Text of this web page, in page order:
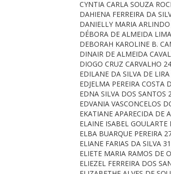
CYNTIA CARLA SOUZA
DAHIENA FERREIRA DA
DANIELLY MARIA
DÉBORA DE ALMEIDA
DEBORAH KAROLINE B.
DINAIR DE ALMEIDA
DIOGO CRUZ CARVALHO
EDILANE DA SILVA DE
EDJELMA PEREIRA COSTA
EDNA SILVA DOS SANTOS
EDVANIA VASCONCELOS
EKATIANE APARECIDA DE
ELAINE ISABEL GOULARTE
ELBA BUARQUE PEREIRA
ELIANE FARIAS DA SILVA
ELIETE MARIA RAMOS DE
ELIEZEL FERREIRA DOS